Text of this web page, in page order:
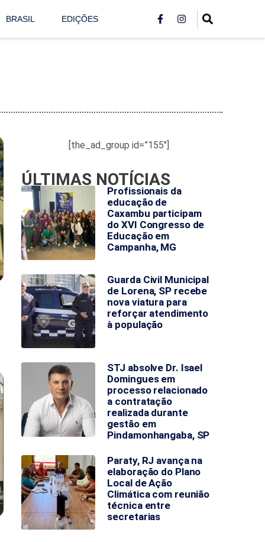
BRASIL EDIÇÕES
[the_ad_group id=”155″]
ÚLTIMAS NOTÍCIAS
Profissionais da
educação de
Caxambu participam
do XVI Congresso de
Educação em
Campanha, MG
Guarda Civil Municipal
de Lorena, SP recebe
nova viatura para
reforçar atendimento
à população
STJ absolve Dr. Isael
Domingues em
processo relacionado
a contratação
realizada durante
gestão em
Pindamonhangaba, SP
Paraty, RJ avança na
elaboração do Plano
Local de Ação
Climática com reunião
técnica entre
secretarias